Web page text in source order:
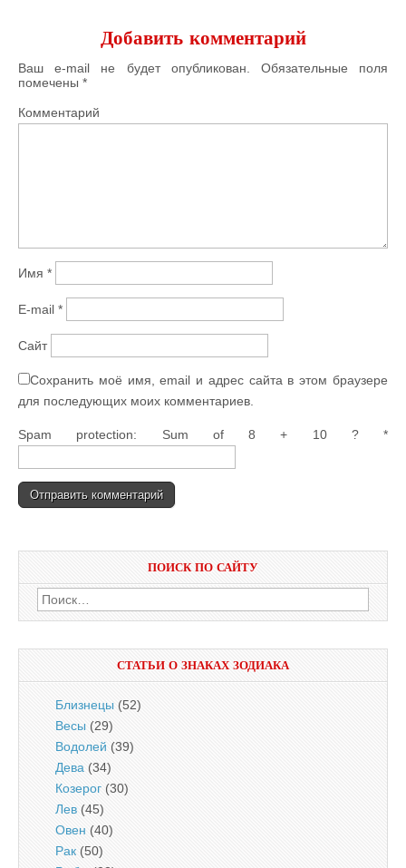
Добавить комментарий
Ваш e-mail не будет опубликован.
Обязательные поля
помечены *
Комментарий
Имя *
E-mail *
Сайт
Сохранить моё имя, email и адрес сайта в этом браузере
для последующих моих комментариев.
Spam protection: Sum of 8 + 10 ? *
ПОИСК ПО САЙТУ
Найти:
СТАТЬИ О ЗНАКАХ ЗОДИАКА
Близнецы (52)
Весы (29)
Водолей (39)
Дева (34)
Козерог (30)
Лев (45)
Овен (40)
Рак (50)